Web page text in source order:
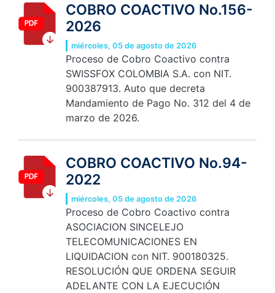
COBRO COACTIVO No.156-
2026
miércoles, 05 de agosto de 2026
Proceso de Cobro Coactivo contra
SWISSFOX COLOMBIA S.A. con NIT.
900387913. Auto que decreta
Mandamiento de Pago No. 312 del 4 de
marzo de 2026.
COBRO COACTIVO No.94-
2022
miércoles, 05 de agosto de 2026
Proceso de Cobro Coactivo contra
ASOCIACION SINCELEJO
TELECOMUNICACIONES EN
LIQUIDACION con NIT. 900180325.
RESOLUCIÓN QUE ORDENA SEGUIR
ADELANTE CON LA EJECUCIÓN